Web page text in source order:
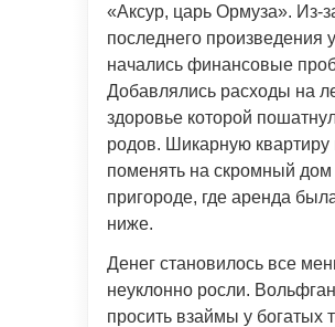
«Аксур, царь Ормуза». Из-
последнего произведения
начались финансовые
Добавлялись расходы на
здоровье которой
родов. Шикарную
поменять на скромный дом
пригороде, где аренда
ниже.
Денег становилось все
неуклонно росли.
просить взаймы у богатых